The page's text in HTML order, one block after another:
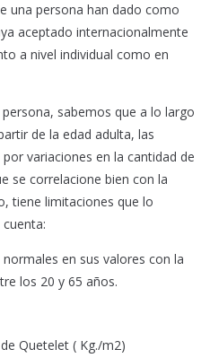
una persona han dado como
aceptado internacionalmente
a nivel individual como en
sabemos que a lo largo
de la edad adulta, las
variaciones en la cantidad de
se correlacione bien con la
tiene limitaciones que lo
en sus valores con la
los 20 y 65 años.
Quetelet ( Kg./m2)